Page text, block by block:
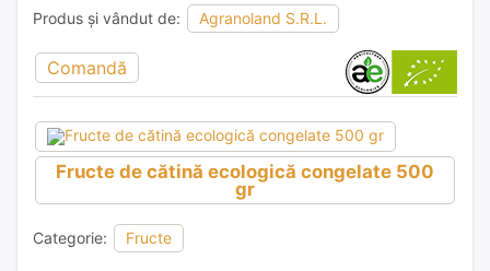
Produs și vândut de: Agranoland S.R.L.
Comandă
Fructe de cătină ecologică congelate 500
gr
Categorie: Fructe